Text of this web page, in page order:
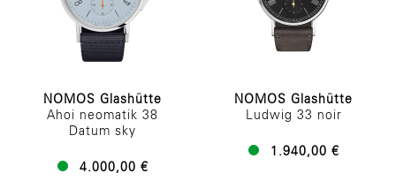
NOMOS Glashütte
Ahoi neomatik 38
Datum sky
4.000,00 €
NOMOS Glashütte
Ludwig 33 noir
1.940,00 €